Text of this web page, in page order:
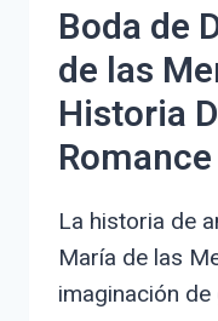
Boda de
de las
Historia
La historia de
María de las
imaginación